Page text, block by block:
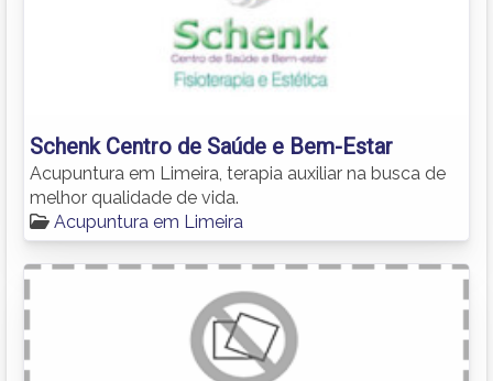
Schenk Centro de Saúde e Bem-Estar
Acupuntura em Limeira, terapia auxiliar na busca de
melhor qualidade de vida.
Acupuntura em Limeira